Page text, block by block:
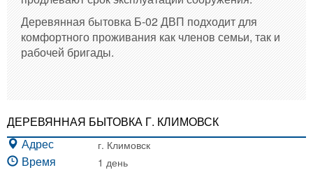
Деревянная бытовка Б-02 ДВП подходит для
комфортного проживания как членов семьи, так и
рабочей бригады.
ДЕРЕВЯННАЯ БЫТОВКА Г. КЛИМОВСК
Адрес г. Климовск
Время 1 день